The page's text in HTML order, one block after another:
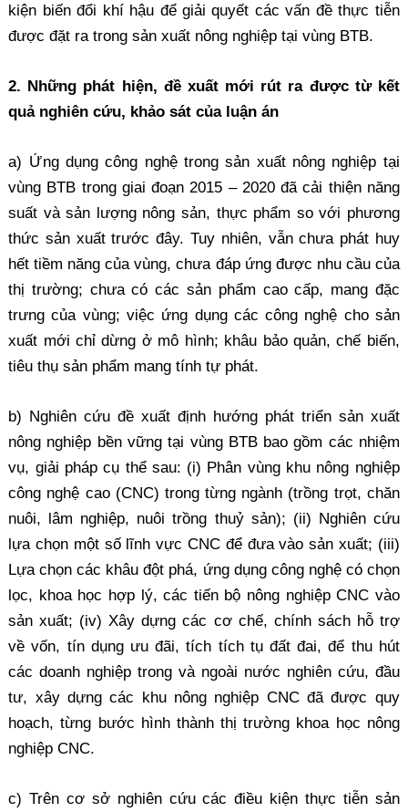
kiện biến đổi khí hậu để giải quyết các vấn đề thực tiễn
được đặt ra trong sản xuất nông nghiệp tại vùng BTB.
2. Những phát hiện, đề xuất mới rút ra được từ kết
quả nghiên cứu, khảo sát của luận án
a) Ứng dụng công nghệ trong sản xuất nông nghiệp tại
vùng BTB trong giai đoạn 2015 – 2020 đã cải thiện năng
suất và sản lượng nông sản, thực phẩm so với phương
thức sản xuất trước đây. Tuy nhiên, vẫn chưa phát huy
hết tiềm năng của vùng, chưa đáp ứng được nhu cầu của
thị trường; chưa có các sản phẩm cao cấp, mang đặc
trưng của vùng; việc ứng dụng các công nghệ cho sản
xuất mới chỉ dừng ở mô hình; khâu bảo quản, chế biến,
tiêu thụ sản phẩm mang tính tự phát.
b) Nghiên cứu đề xuất định hướng phát triển sản xuất
nông nghiệp bền vững tại vùng BTB bao gồm các nhiệm
vụ, giải pháp cụ thể sau: (i) Phân vùng khu nông nghiệp
công nghệ cao (CNC) trong từng ngành (trồng trọt, chăn
nuôi, lâm nghiệp, nuôi trồng thuỷ sản); (ii) Nghiên cứu
lựa chọn một số lĩnh vực CNC để đưa vào sản xuất; (iii)
Lựa chọn các khâu đột phá, ứng dụng công nghệ có chọn
lọc, khoa học hợp lý, các tiến bộ nông nghiệp CNC vào
sản xuất; (iv) Xây dựng các cơ chế, chính sách hỗ trợ
về vốn, tín dụng ưu đãi, tích tích tụ đất đai, để thu hút
các doanh nghiệp trong và ngoài nước nghiên cứu, đầu
tư, xây dựng các khu nông nghiệp CNC đã được quy
hoạch, từng bước hình thành thị trường khoa học nông
nghiệp CNC.
c) Trên cơ sở nghiên cứu các điều kiện thực tiễn sản